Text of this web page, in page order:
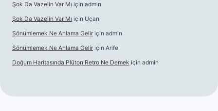
Şok Da Vazelin Var Mı için admin
Şok Da Vazelin Var Mı için Uçan
Sönümlemek Ne Anlama Gelir için admin
Sönümlemek Ne Anlama Gelir için Arife
Doğum Haritasında Plüton Retro Ne Demek için admin